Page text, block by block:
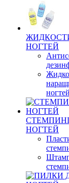
НОГТЕЙ
ногтей
НОГТЕЙ